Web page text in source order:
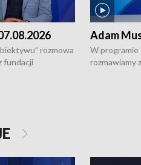
rozmowa
fundacji
Adam
W
rozmawiamy